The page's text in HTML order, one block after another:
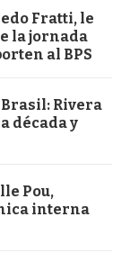
Fratti, le
la jornada
al BPS
Rivera
década y
Pou,
interna